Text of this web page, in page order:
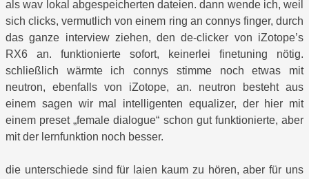
als wav lokal abgespeicherten dateien. dann wende ich, weil
sich clicks, vermutlich von einem ring an connys finger, durch
das ganze interview ziehen, den de-clicker von iZotope’s
RX6 an. funktionierte sofort, keinerlei finetuning nötig.
schließlich wärmte ich connys stimme noch etwas mit
neutron, ebenfalls von iZotope, an. neutron besteht aus
einem sagen wir mal intelligenten equalizer, der hier mit
einem preset „female dialogue“ schon gut funktionierte, aber
mit der lernfunktion noch besser.
die unterschiede sind für laien kaum zu hören, aber für uns